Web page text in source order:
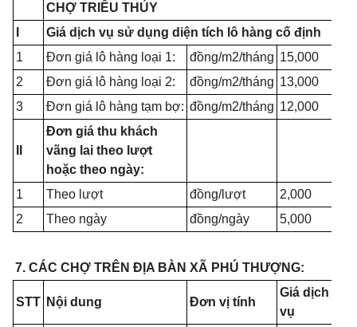
CHỢ TRIỀU THỦY
Giá dịch vụ sử dụng diện tích lô hàng cố định
1
Đơn giá lô hàng loại 1: đồng/m2/tháng 15,000
2
Đơn giá lô hàng loại 2: đồng/m2/tháng 13,000
3
Đơn giá lô hàng tạm bợ: đồng/m2/tháng 12,000
Đơn giá thu khách
vãng lai theo lượt
hoặc theo ngày:
1
Theo lượt đồng/lượt
2,000
2
Theo ngày đồng/ngày 5,000
7. CÁC CHỢ TRÊN ĐỊA BÀN XÃ PHÚ THƯỢNG:
STT Nội dung Đơn vị tính
Giá dịch
vụ